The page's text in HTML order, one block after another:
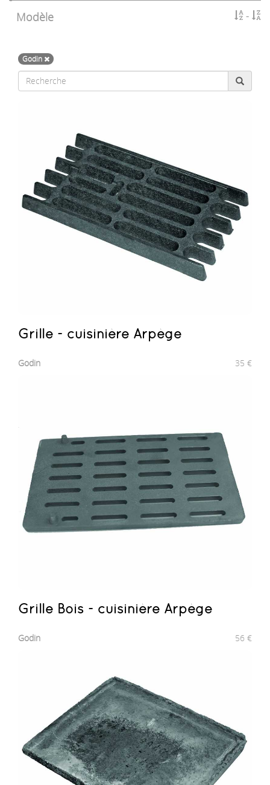
Modèle
Godin
Grille - cuisinière Arpège
Godin 35 €
Grille Bois - cuisinière Arpège
Godin 56 €